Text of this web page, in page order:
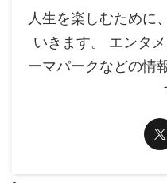
人生を楽しむために
いきます。 エンタ
ーマパークなどの情